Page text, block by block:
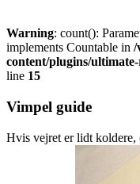
Warning: count():
implements Countable in /
content/plugins/
line 15
Vimpel guide
Hvis vejret er lidt koldere,